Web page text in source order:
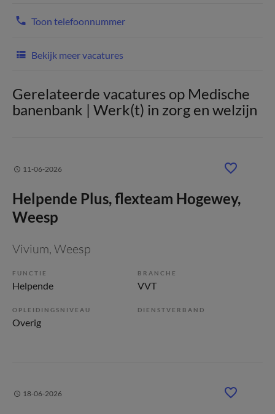
Toon telefoonnummer
Bekijk meer vacatures
Gerelateerde vacatures op Medische
banenbank | Werk(t) in zorg en welzijn
11-06-2026
Helpende Plus, flexteam Hogewey,
Weesp
Vivium, Weesp
FUNCTIE
Helpende
BRANCHE
VVT
OPLEIDINGSNIVEAU
Overig
DIENSTVERBAND
18-06-2026